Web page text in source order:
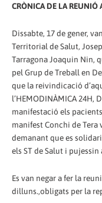
CRÒNICA DE LA REUNIÓ
Dissabte, 17 de gener,
Territorial de Salut,
Tarragona Joaquin Nin,
pel Grup de Treball en
que la reivindicació
l’HEMODINÀMICA 24H,
manifestació els
manifest Conchi de Tera
demanant que es
els ST de Salut i pujessin
Es van negar a fer la
dilluns.,obligats per la